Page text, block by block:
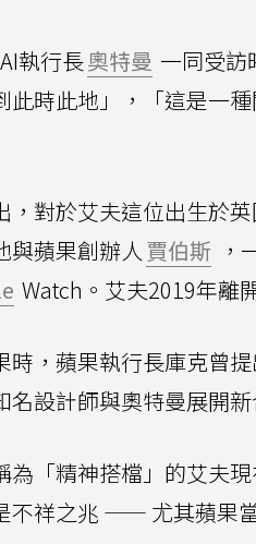
執行長奧特曼 一同受訪
此時此地」，「這是一
，對於艾夫這位出生於
與蘋果創辦人賈伯斯 ，
Watch。艾夫2019年離
時，蘋果執行長庫克曾
名設計師與奧特曼展開
為「精神搭檔」的艾夫
不祥之兆 —— 尤其蘋果